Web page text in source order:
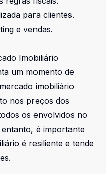
para clientes.
e vendas.
Imobiliário
um momento de
imobiliário
nos preços dos
os envolvidos no
é importante
é resiliente e tende